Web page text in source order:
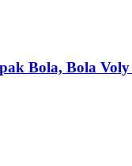
Bola, Bola